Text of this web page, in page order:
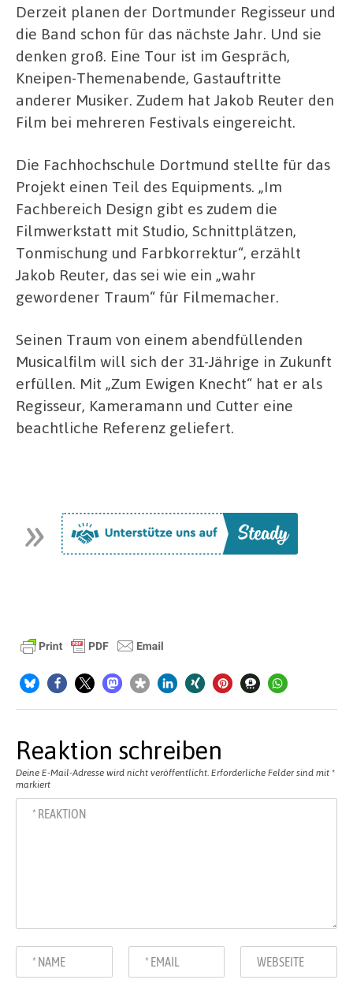
Derzeit planen der Dortmunder Regisseur und
die Band schon für das nächste Jahr. Und sie
denken groß. Eine Tour ist im Gespräch,
Kneipen-Themenabende, Gastauftritte
anderer Musiker. Zudem hat Jakob Reuter den
Film bei mehreren Festivals eingereicht.
Die Fachhochschule Dortmund stellte für das
Projekt einen Teil des Equipments. „Im
Fachbereich Design gibt es zudem die
Filmwerkstatt mit Studio, Schnittplätzen,
Tonmischung und Farbkorrektur“, erzählt
Jakob Reuter, das sei wie ein „wahr
gewordener Traum“ für Filmemacher.
Seinen Traum von einem abendfüllenden
Musicalfilm will sich der 31-Jährige in Zukunft
erfüllen. Mit „Zum Ewigen Knecht“ hat er als
Regisseur, Kameramann und Cutter eine
beachtliche Referenz geliefert.
Reaktion schreiben
Deine E-Mail-Adresse wird nicht veröffentlicht. Erforderliche Felder sind mit *
markiert